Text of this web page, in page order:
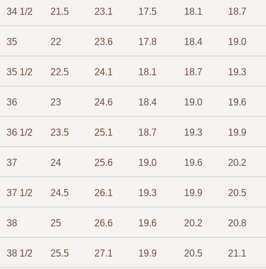
34 1/2 21.5 23.1 17.5 18.1 18.7
35 22 23.6 17.8 18.4 19.0
35 1/2 22.5 24.1 18.1 18.7 19.3
36 23 24.6 18.4 19.0 19.6
36 1/2 23.5 25.1 18.7 19.3 19.9
37 24 25.6 19.0 19.6 20.2
37 1/2 24.5 26.1 19.3 19.9 20.5
38 25 26.6 19.6 20.2 20.8
38 1/2 25.5 27.1 19.9 20.5 21.1